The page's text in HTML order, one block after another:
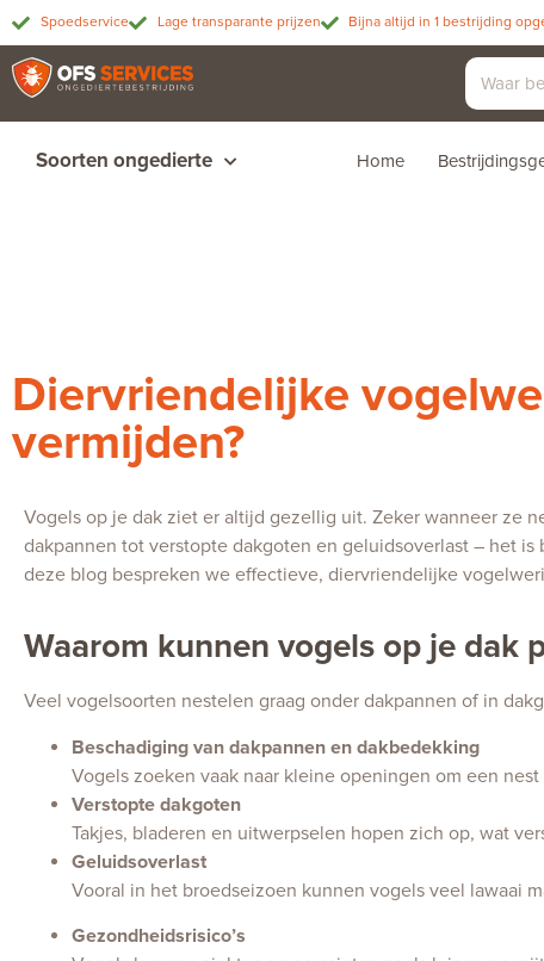
Spoedservice Lage transparante prijzen Bijna altijd in 1 bestrijding
Soorten ongedierte Home
Diervriendelijke
vermijden?
Vogels op je dak ziet er altijd gezellig uit. Zeker wanneer ze
dakpannen tot verstopte dakgoten en geluidsoverlast – het is
deze blog bespreken we effectieve, diervriendelijke
Waarom kunnen vogels op je dak
Veel vogelsoorten nestelen graag onder dakpannen of in
Beschadiging van dakpannen en dakbedekking
Vogels zoeken vaak naar kleine openingen om een
Verstopte dakgoten
Takjes, bladeren en uitwerpselen hopen zich op, wat
Geluidsoverlast
Vooral in het broedseizoen kunnen vogels veel lawaai
Gezondheidsrisico’s